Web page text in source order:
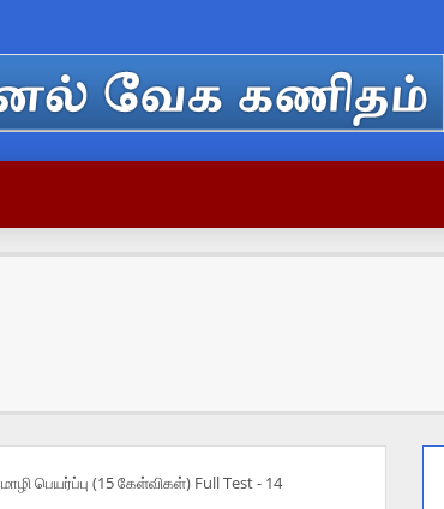
பெயர்ப்பு (15 கேள்விகள்) Full Test - 14